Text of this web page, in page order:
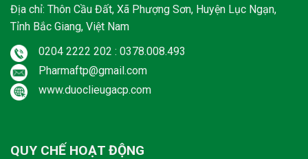
Địa chỉ: Thôn Cầu Đất, Xã Phượng Sơn, Huyện Lục Ngạn,
Tỉnh Bắc Giang, Việt Nam
0204 2222 202 : 0378.008.493
Pharmaftp@gmail.com
www.duoclieugacp.com
QUY CHẾ HOẠT ĐỘNG